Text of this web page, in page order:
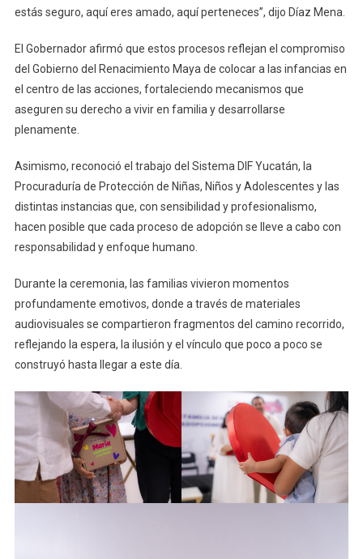
estás seguro, aquí eres amado, aquí perteneces”, dijo Díaz Mena.
El Gobernador afirmó que estos procesos reflejan el compromiso
del Gobierno del Renacimiento Maya de colocar a las infancias en
el centro de las acciones, fortaleciendo mecanismos que
aseguren su derecho a vivir en familia y desarrollarse
plenamente.
Asimismo, reconoció el trabajo del Sistema DIF Yucatán, la
Procuraduría de Protección de Niñas, Niños y Adolescentes y las
distintas instancias que, con sensibilidad y profesionalismo,
hacen posible que cada proceso de adopción se lleve a cabo con
responsabilidad y enfoque humano.
Durante la ceremonia, las familias vivieron momentos
profundamente emotivos, donde a través de materiales
audiovisuales se compartieron fragmentos del camino recorrido,
reflejando la espera, la ilusión y el vínculo que poco a poco se
construyó hasta llegar a este día.